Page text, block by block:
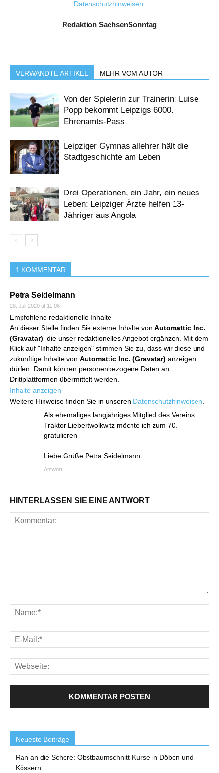
Datenschutzhinweisen
Redaktion SachsenSonntag
VERWANDTE ARTIKEL MEHR VOM AUTOR
Von der Spielerin zur Trainerin: Luise
Popp bekommt Leipzigs 6000.
Ehrenamts-Pass
Leipziger Gymnasiallehrer hält die
Stadtgeschichte am Leben
Drei Operationen, ein Jahr, ein neues
Leben: Leipziger Ärzte helfen 13-
Jähriger aus Angola
1 KOMMENTAR
Petra Seidelmann
28. Juli 2020 at 11:06
Empfohlene redaktionelle Inhalte
An dieser Stelle finden Sie externe Inhalte von Automattic Inc.
(Gravatar) , die unser redaktionelles Angebot ergänzen. Mit dem
Klick auf "Inhalte anzeigen" stimmen Sie zu, dass wir diese und
zukünftige Inhalte von Automattic Inc. (Gravatar) anzeigen
dürfen. Damit können personenbezogene Daten an
Drittplattformen übermittelt werden.
Inhalte anzeigen
Weitere Hinweise finden Sie in unseren Datenschutzhinweisen
Als ehemaliges langjähriges Mitglied des Vereins
Traktor Liebertwolkwitz möchte ich zum 70.
gratulieren
Liebe Grüße Petra Seidelmann
Antwort
HINTERLASSEN SIE EINE ANTWORT
Neueste Beiträge
Ran an die Schere: Obstbaumschnitt-Kurse in Döben und
Kössern